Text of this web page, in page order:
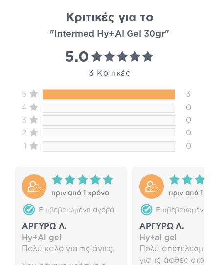
Κριτικές για το
"Intermed Hy+Al Gel 30gr"
5.0
3 Κριτικές
5
3
4
0
3
0
2
0
1
0
πριν από 1 χρόνο
Επιβεβαιωμένη αγορά
ΑΡΓΥΡΩ Λ.
Hy+Al gel
Πολύ καλό για τις άγιες.
πριν από 1
Επιβεβαιωμένη
ΑΡΓΥΡΩ Λ.
Hy+al gel
Πολύ
γιατις άφθες στο